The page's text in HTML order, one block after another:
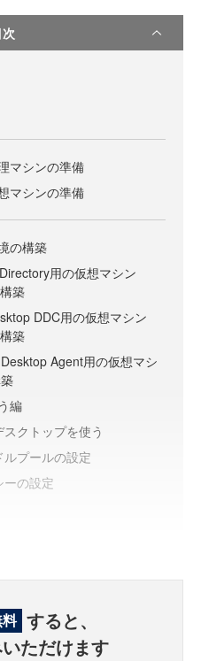
次
マシンの準備
マシンの準備
の構築
用の仮想マシン
築
DDC用の仮想マシン
築
Agent用の仮想マシ
編
クトップを使う
プールの設定
の設定
すると、
ただけます